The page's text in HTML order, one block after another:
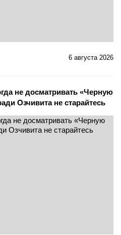
6 августа 2026
не досматривать «Черную
Озчивита не старайтесь